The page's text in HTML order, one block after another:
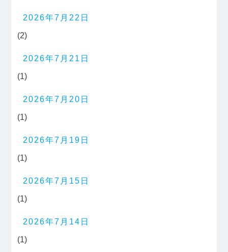
2026年7月22日
(2)
2026年7月21日
(1)
2026年7月20日
(1)
2026年7月19日
(1)
2026年7月15日
(1)
2026年7月14日
(1)